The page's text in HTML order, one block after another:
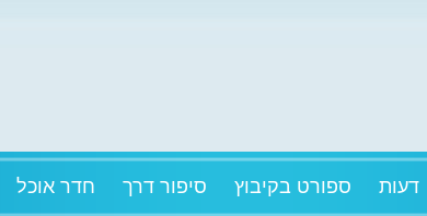
דעות ספורט בקיבוץ סיפור דרך חדר אוכל